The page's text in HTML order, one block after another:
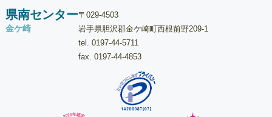
県南センター
金ケ崎
〒029-4503
岩手県胆沢郡金ケ崎町西根前野209-1
tel. 0197-44-5711
fax. 0197-44-4853